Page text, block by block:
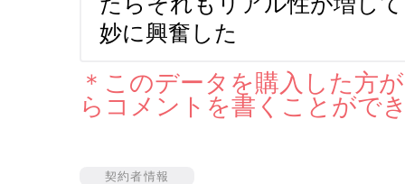
妙に興奮した
＊このデータを購入した方
らコメントを書くことがで
契約者情報